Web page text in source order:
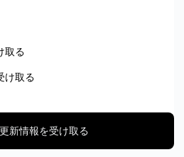
to receive updates for
取る
け取る
新情報を受け取る